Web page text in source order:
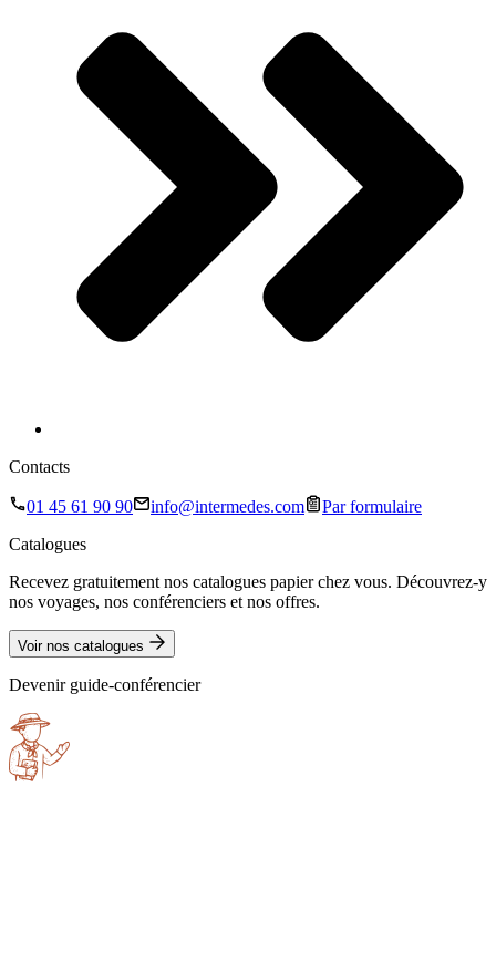
Contacts
01 45 61 90 90 info@intermedes.com
Par formulaire
Catalogues
Recevez gratuitement nos catalogues papier chez vous. Découvrez-y
nos voyages, nos conférenciers et nos offres.
Voir nos catalogues
Devenir guide-conférencier